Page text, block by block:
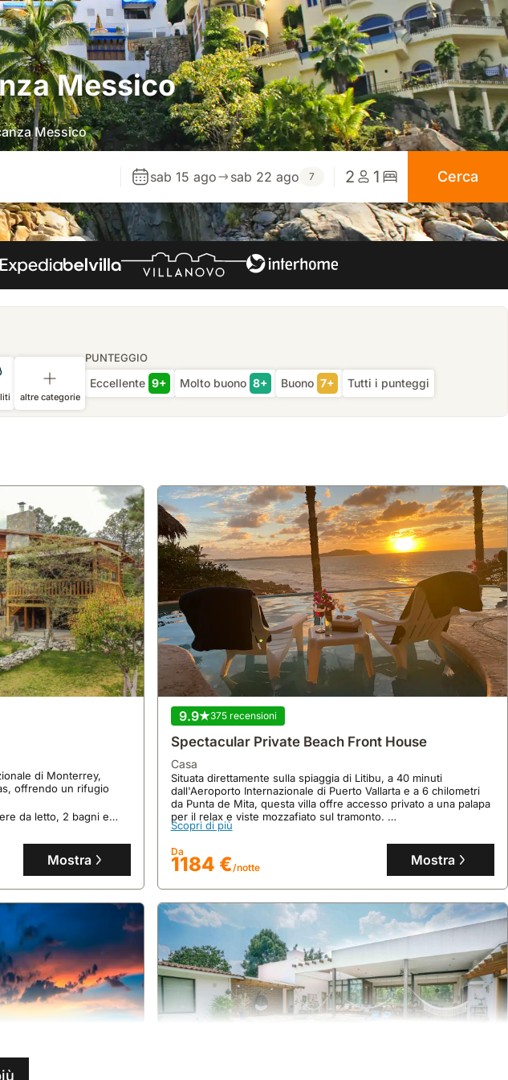
Messico
Messico
sab 15 ago sab 22 ago 7 2 1 Cerca
altre categorie
PUNTEGGIO
Eccellente 9+ Molto buono 8+ Buono 7+ Tutti i punteggi
di Monterrey,
offrendo un rifugio
da letto, 2 bagni e
completamente
godersi l'esterno.
Mostra
9.9 375 recensioni
Spectacular Private Beach Front House
casa
Situata direttamente sulla spiaggia di Litibu, a 40 minuti
dall'Aeroporto Internazionale di Puerto Vallarta e a 6 chilometri
da Punta de Mita, questa villa offre accesso privato a una palapa
per il relax e viste mozzafiato sul tramonto.
Questa lussuosa casa vacanze, con 5 camere da letto e 6 bagni,
può ospitare fino a 12 persone e dispone di una piscina a sfioro,
una sala giochi e la vicinanza a rinomate spiagge e campi da golf.
Scopri di più
Da
1184 €/notte Mostra